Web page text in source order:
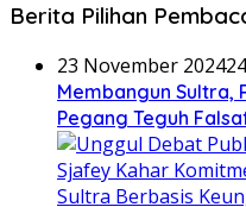
Berita Pilihan
23 November 2024
Membangun Sultra,
Pegang Teguh